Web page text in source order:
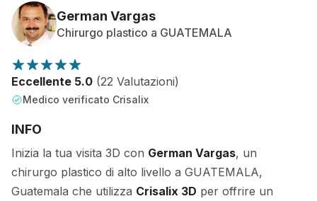
Recensioni dei pazienti
German Vargas
Chirurgo plastico a GUATEMALA
Eccellente 5.0 (22 Valutazioni)
Medico verificato Crisalix
INFO
Inizia la tua visita 3D con German Vargas, un
chirurgo plastico di alto livello a GUATEMALA,
Guatemala che utilizza Crisalix 3D per offrire un